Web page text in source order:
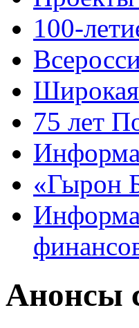
100-
75 лет
«Гырон
Анонсы